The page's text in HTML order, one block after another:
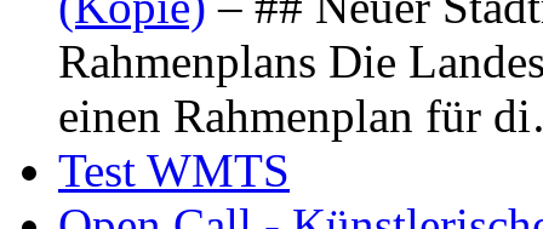
Rahmenplans Die
einen Rahmenplan für
Test WMTS